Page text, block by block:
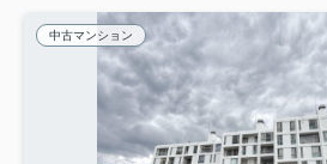
中古マンション